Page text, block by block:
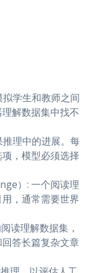
学生和教师之间
解数据集中找不
推理中的进展。每
，模型必须选择
）: 一个阅读理
，通常需要世界
读理解数据集，
答长篇复杂文章